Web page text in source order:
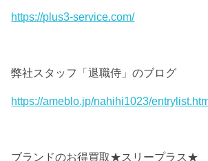
https://plus3-service.com/
弊社スタッフ「退職侍」のブログ
https://ameblo.jp/nahihi1023/
ブランドのお得買取★スリープラス★